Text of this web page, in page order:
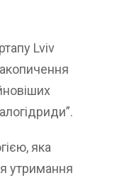
Lviv
яка
утримання